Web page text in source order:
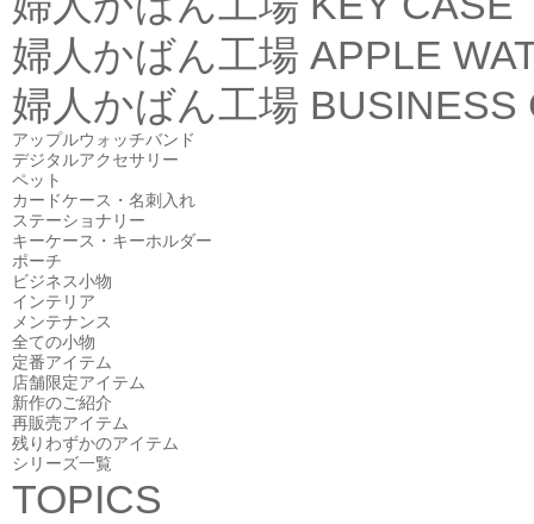
婦人かばん工場 APPLE
婦人かばん工場 BUSINESS
アップルウォッチバンド
デジタルアクセサリー
ペット
カードケース・名刺入れ
ステーショナリー
キーケース・キーホルダー
ポーチ
ビジネス小物
インテリア
メンテナンス
全ての小物
定番アイテム
店舗限定アイテム
新作のご紹介
再販売アイテム
残りわずかのアイテム
シリーズ一覧
TOPICS